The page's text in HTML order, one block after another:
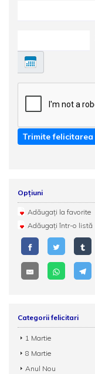
Trimite felicitarea
Opțiuni
Adăugați la favorite
Adăugați într-o listă
Categorii felicitari
1 Martie
8 Martie
Anul Nou